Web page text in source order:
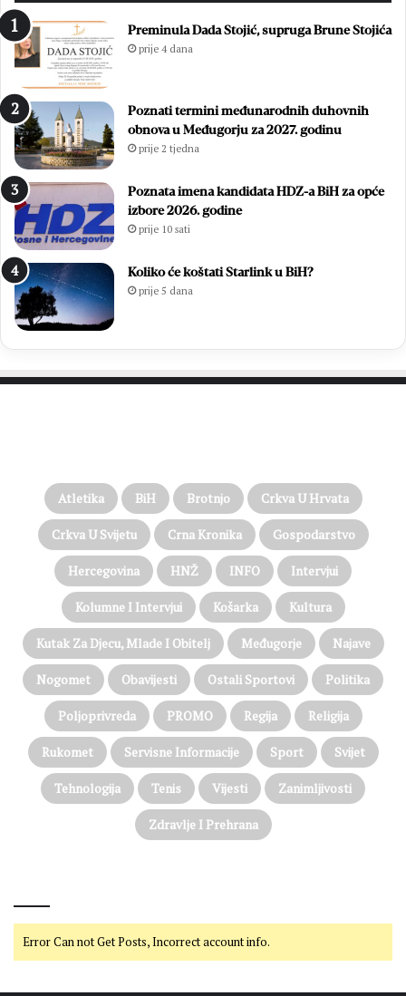
Preminula Dada Stojić, supruga Brune Stojića
prije 4 dana
Poznati termini međunarodnih duhovnih
obnova u Međugorju za 2027. godinu
prije 2 tjedna
Poznata imena kandidata HDZ-a BiH za opće
izbore 2026. godine
prije 10 sati
Koliko će koštati Starlink u BiH?
prije 5 dana
Atletika BiH Brotnjo Crkva U Hrvata
Crkva U Svijetu Crna Kronika Gospodarstvo
Hercegovina HNŽ INFO Intervjui
Kolumne I Intervjui Košarka Kultura
Kutak Za Djecu, Mlade I Obitelj Međugorje Najave
Nogomet Obavijesti Ostali Sportovi Politika
Poljoprivreda PROMO Regija Religija
Rukomet Servisne Informacije Sport Svijet
Tehnologija Tenis Vijesti Zanimljivosti
Zdravlje I Prehrana
Error Can not Get Posts, Incorrect account info.